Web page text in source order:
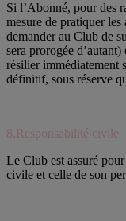
Si l’Abonné, pour des
mesure de pratiquer
demander au Club de
sera prorogée
résilier immédiatement
définitif, sous réserve
8.Responsabilité civile
Le Club est assuré
civile et celle de son